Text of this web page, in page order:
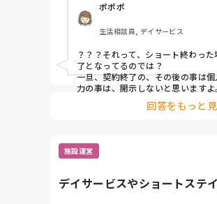
社長がケアマネに高圧的な態度取
りを作るのを馬鹿にしている節が
それは相手にもされないし、勝手
し、他のケアマネさん達がうちに
のか分からないらしいᕦ(ò_óˇ)ᕤ
何故か潰れないうちの会社？不
ポポポ
生活相談員, デイサービス
？？？それって、ショート終わっ
了となってるのでは？
一旦、契約終了の、その後の事は
力の事は、開示しないと思いますよ
利用中や、今後の利用が決まって
デイサービスでも、入院後の経過と
無いのに、やたらと無駄に個人情報
多くしゃべれば、その分情報が漏
回答をもっと
施設運営
デイサービスやショートステ